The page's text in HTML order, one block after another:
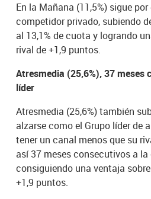
En la Mañana (11,5%) sigue
competidor privado, subiendo
al 13,1% de cuota y logrando
rival de +1,9 puntos.
Atresmedia (25,6%), 37 meses
líder
Atresmedia (25,6%) también
alzarse como el Grupo líder de
tener un canal menos que su
así 37 meses consecutivos a la
consiguiendo una ventaja
+1,9 puntos.